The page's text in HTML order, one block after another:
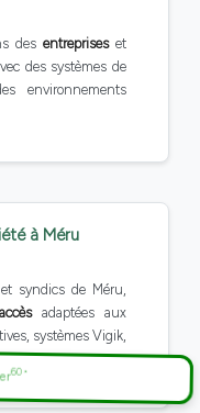
60 *
desentrepriseset
des systèmes de
environnements
à Méru
syndics de Méru,
adaptées aux
systèmes Vigik,